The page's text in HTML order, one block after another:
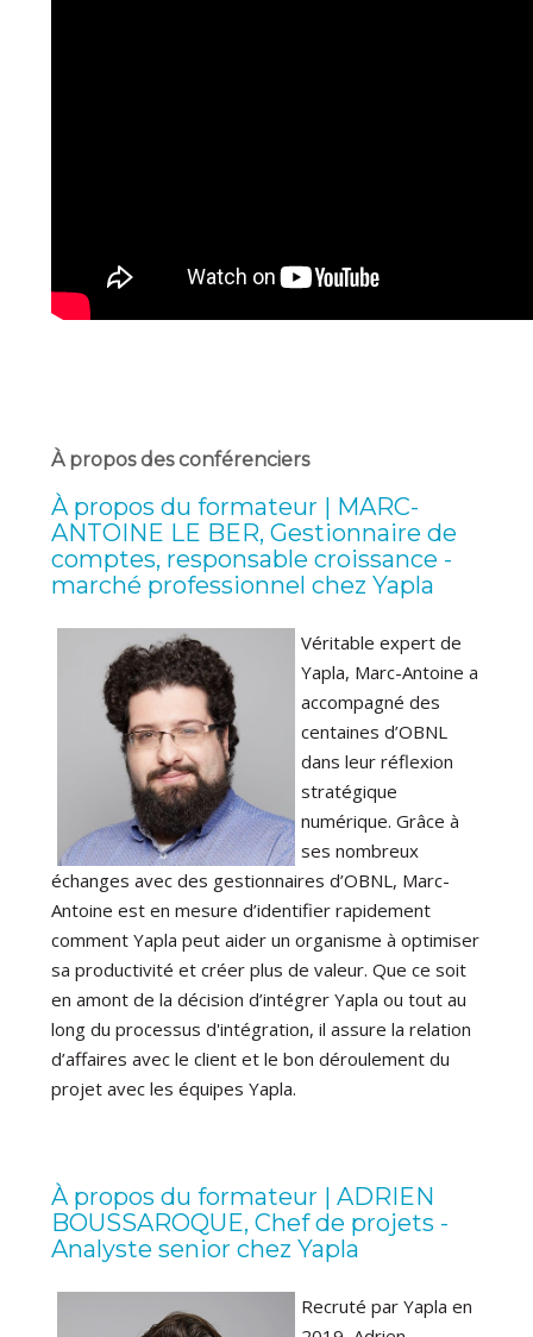
À propos des conférenciers
À propos du formateur | MARC-
ANTOINE LE BER, Gestionnaire de
comptes, responsable croissance -
marché professionnel chez Yapla
Véritable expert de
Yapla, Marc-Antoine a
accompagné des
centaines d’OBNL
dans leur réflexion
stratégique
numérique. Grâce à
ses nombreux
échanges avec des gestionnaires d’OBNL, Marc-
Antoine est en mesure d’identifier rapidement
comment Yapla peut aider un organisme à optimiser
sa productivité et créer plus de valeur. Que ce soit
en amont de la décision d’intégrer Yapla ou tout au
long du processus d'intégration, il assure la relation
d’affaires avec le client et le bon déroulement du
projet avec les équipes Yapla.
À propos du formateur | ADRIEN
BOUSSAROQUE, Chef de projets -
Analyste senior chez Yapla
Recruté par Yapla en